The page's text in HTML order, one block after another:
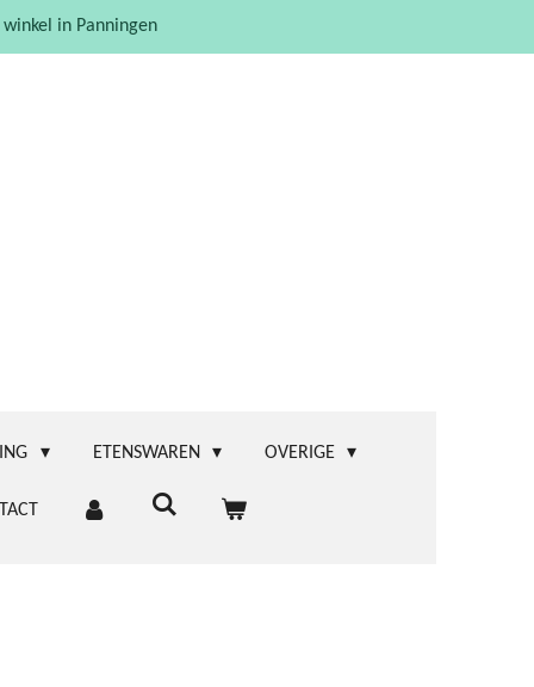
winkel in Panningen
ETENSWAREN OVERIGE